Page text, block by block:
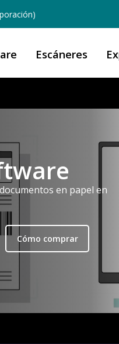
Escáneres
en papel en
Cómo comprar